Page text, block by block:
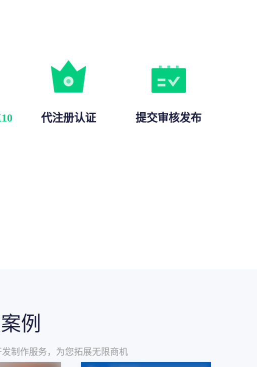
代注册认证 提交审核发布
例
制作服务，为您拓展无限商机